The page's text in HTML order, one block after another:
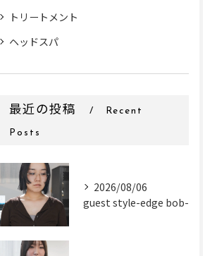
トリートメント
ヘッドスパ
最近の投稿 Recent
Posts
2026/08/06
guest style-edge bob-